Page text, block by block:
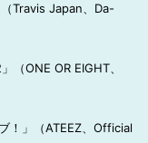
Travis Japan、Da-
（ONE OR EIGHT、
！」（ATEEZ、Official